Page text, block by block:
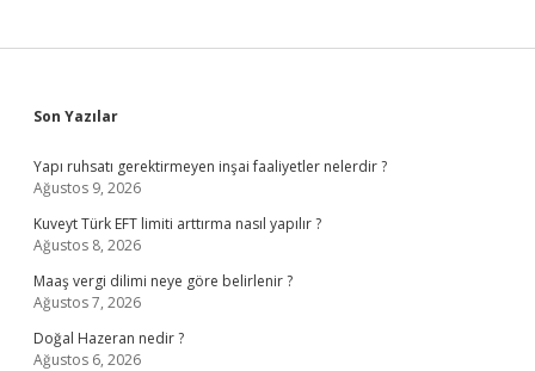
Sidebar
Son Yazılar
Yapı ruhsatı gerektirmeyen inşai faaliyetler nelerdir ?
Ağustos 9, 2026
Kuveyt Türk EFT limiti arttırma nasıl yapılır ?
Ağustos 8, 2026
Maaş vergi dilimi neye göre belirlenir ?
Ağustos 7, 2026
Doğal Hazeran nedir ?
Ağustos 6, 2026